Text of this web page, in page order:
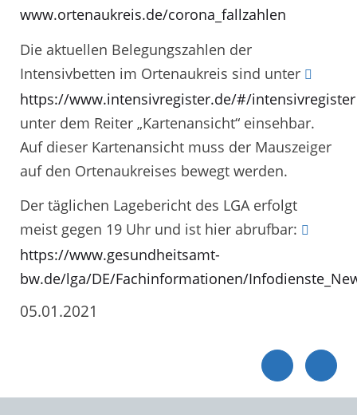
www.ortenaukreis.de/corona_fallzahlen
Die aktuellen Belegungszahlen der
Intensivbetten im Ortenaukreis sind unter
https://www.intensivregister.de/#/intensivregister
unter dem Reiter „Kartenansicht“ einsehbar.
Auf dieser Kartenansicht muss der Mauszeiger
auf den Ortenaukreises bewegt werden.
Der täglichen Lagebericht des LGA erfolgt
meist gegen 19 Uhr und ist hier abrufbar:
https://www.gesundheitsamt-
bw.de/lga/DE/Fachinformationen/
05.01.2021